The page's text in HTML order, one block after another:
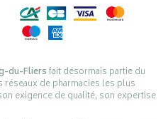
du-Fliersfait désormais partie du
réseaux de pharmacies les plus
exigence de qualité, son expertise